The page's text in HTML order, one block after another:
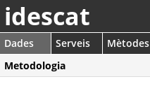
idescat
Dades Serveis Mètodes
Metodologia